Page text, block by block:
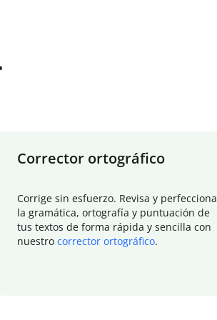
Corrector ortográfico
Corrige sin esfuerzo. Revisa y perfecciona
la gramática, ortografía y puntuación de
tus textos de forma rápida y sencilla con
nuestro corrector ortográfico.